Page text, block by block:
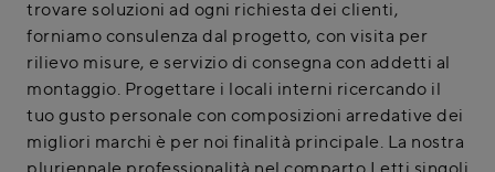
trovare soluzioni ad ogni richiesta dei clienti,
forniamo consulenza dal progetto, con visita per
rilievo misure, e servizio di consegna con addetti al
montaggio. Progettare i locali interni ricercando il
tuo gusto personale con composizioni arredative dei
migliori marchi è per noi finalità principale. La nostra
pluriennale professionalità nel comparto Letti singoli